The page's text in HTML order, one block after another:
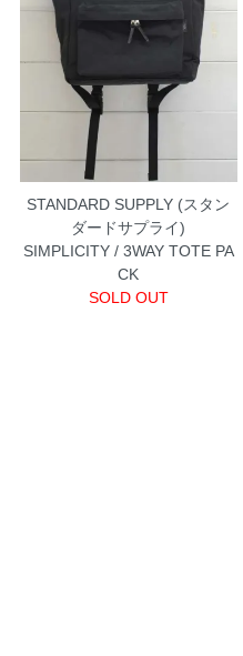
STANDARD SUPPLY (スタン
ダードサプライ)
SIMPLICITY / 3WAY TOTE PA
CK
SOLD OUT